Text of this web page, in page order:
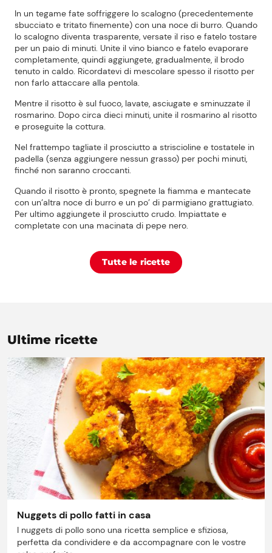
Prezzi Rossetto
Punti vendita
Il gruppo
Ricette
In un tegame fate soffriggere lo scalogno (precedentemente
sbucciato e tritato finemente) con una noce di burro. Quando
lo scalogno diventa trasparente, versate il riso e fatelo tostare
per un paio di minuti. Unite il vino bianco e fatelo evaporare
completamente, quindi aggiungete, gradualmente, il brodo
tenuto in caldo. Ricordatevi di mescolare spesso il risotto per
non farlo attaccare alla pentola.
Mentre il risotto è sul fuoco, lavate, asciugate e sminuzzate il
rosmarino. Dopo circa dieci minuti, unite il rosmarino al risotto
e proseguite la cottura.
Nel frattempo tagliate il prosciutto a striscioline e tostatele in
padella (senza aggiungere nessun grasso) per pochi minuti,
finché non saranno croccanti.
Quando il risotto è pronto, spegnete la fiamma e mantecate
con un’altra noce di burro e un po’ di parmigiano grattugiato.
Per ultimo aggiungete il prosciutto crudo. Impiattate e
completate con una macinata di pepe nero.
Tutte le ricette
Ultime ricette
Nuggets di pollo fatti in casa
I nuggets di pollo sono una ricetta semplice e sfiziosa,
perfetta da condividere e da accompagnare con le vostre